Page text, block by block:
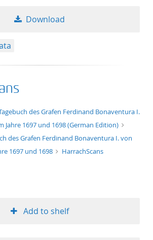
Download
des Grafen Ferdinand Bonaventura I.
Jahre 1697 und 1698 (German Edition)
des Grafen Ferdinand Bonaventura I. von
1697 und 1698
HarrachScans
Add to shelf